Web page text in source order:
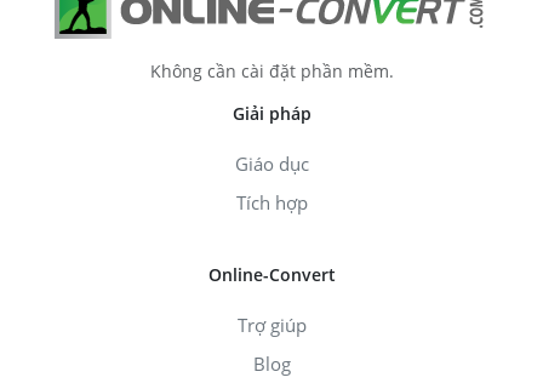
Không cần cài đặt phần mềm.
Giải pháp
Giáo dục
Tích hợp
Online-Convert
Trợ giúp
Blog